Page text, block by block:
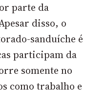
parte da
disso, o
sanduíche é
participam da
somente no
como trabalho e